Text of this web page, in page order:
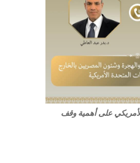
على أهمية وقف